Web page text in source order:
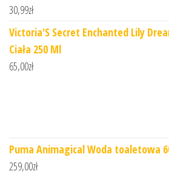
30,99zł
Victoria'S Secret Enchanted Lily
Ciała 250 Ml
65,00zł
Puma Animagical Woda toaletowa
259,00zł